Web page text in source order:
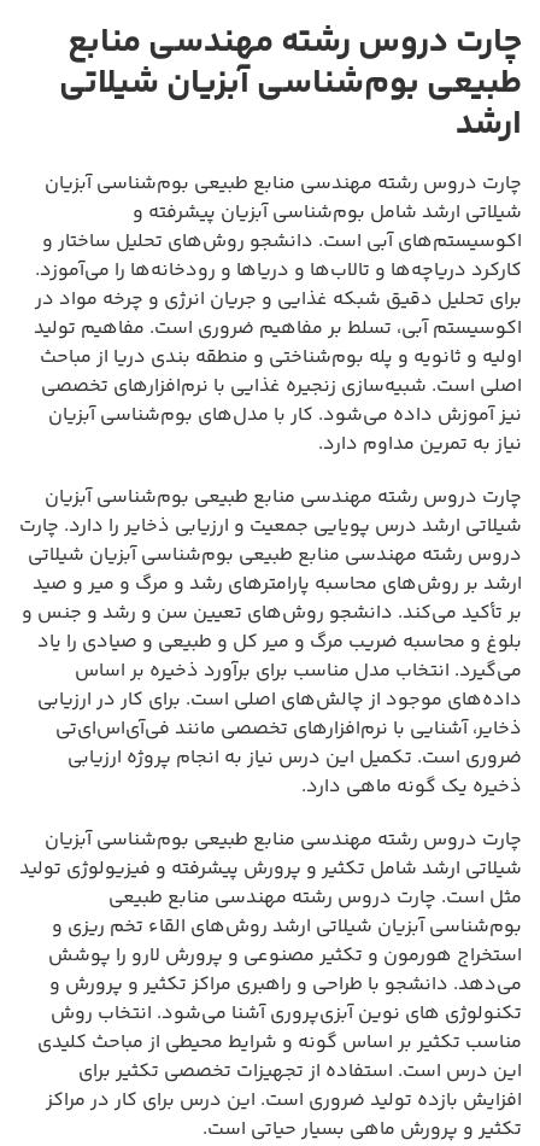
چارت دروس رشته مهندسی منابع
طبیعی بوم‌شناسی آبزیان شیلاتی
ارشد
چارت دروس رشته مهندسی منابع طبیعی بوم‌شناسی آبزیان
شیلاتی ارشد شامل بوم‌شناسی آبزیان پیشرفته و
اکوسیستم‌های آبی است. دانشجو روش‌های تحلیل ساختار و
کارکرد دریاچه‌ها و تالاب‌ها و دریاها و رودخانه‌ها را می‌آموزد.
برای تحلیل دقیق شبکه غذایی و جریان انرژی و چرخه مواد در
اکوسیستم آبی، تسلط بر مفاهیم ضروری است. مفاهیم تولید
اولیه و ثانویه و پله بوم‌شناختی و منطقه بندی دریا از مباحث
اصلی است. شبیه‌سازی زنجیره غذایی با نرم‌افزارهای تخصصی
نیز آموزش داده می‌شود. کار با مدل‌های بوم‌شناسی آبزیان
نیاز به تمرین مداوم دارد.
چارت دروس رشته مهندسی منابع طبیعی بوم‌شناسی آبزیان
شیلاتی ارشد درس پویایی جمعیت و ارزیابی ذخایر را دارد. چارت
دروس رشته مهندسی منابع طبیعی بوم‌شناسی آبزیان شیلاتی
ارشد بر روش‌های محاسبه پارامترهای رشد و مرگ و میر و صید
بر تأکید می‌کند. دانشجو روش‌های تعیین سن و رشد و جنس و
بلوغ و محاسبه ضریب مرگ و میر کل و طبیعی و صیادی را یاد
می‌گیرد. انتخاب مدل مناسب برای برآورد ذخیره بر اساس
داده‌های موجود از چالش‌های اصلی است. برای کار در ارزیابی
ذخایر، آشنایی با نرم‌افزارهای تخصصی مانند فی‌آی‌اس‌ای‌تی
ضروری است. تکمیل این درس نیاز به انجام پروژه ارزیابی
ذخیره یک گونه ماهی دارد.
چارت دروس رشته مهندسی منابع طبیعی بوم‌شناسی آبزیان
شیلاتی ارشد شامل تکثیر و پرورش پیشرفته و فیزیولوژی تولید
مثل است. چارت دروس رشته مهندسی منابع طبیعی
بوم‌شناسی آبزیان شیلاتی ارشد روش‌های القاء تخم ریزی و
استخراج هورمون و تکثیر مصنوعی و پرورش لارو را پوشش
می‌دهد. دانشجو با طراحی و راهبری مراکز تکثیر و پرورش و
تکنولوژی های نوین آبزی‌پروری آشنا می‌شود. انتخاب روش
مناسب تکثیر بر اساس گونه و شرایط محیطی از مباحث کلیدی
این درس است. استفاده از تجهیزات تخصصی تکثیر برای
افزایش بازده تولید ضروری است. این درس برای کار در مراکز
تکثیر و پرورش ماهی بسیار حیاتی است.